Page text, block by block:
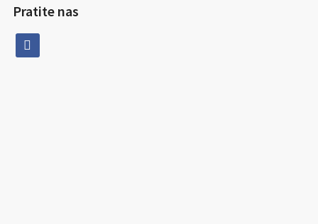
Pratite nas
facebook